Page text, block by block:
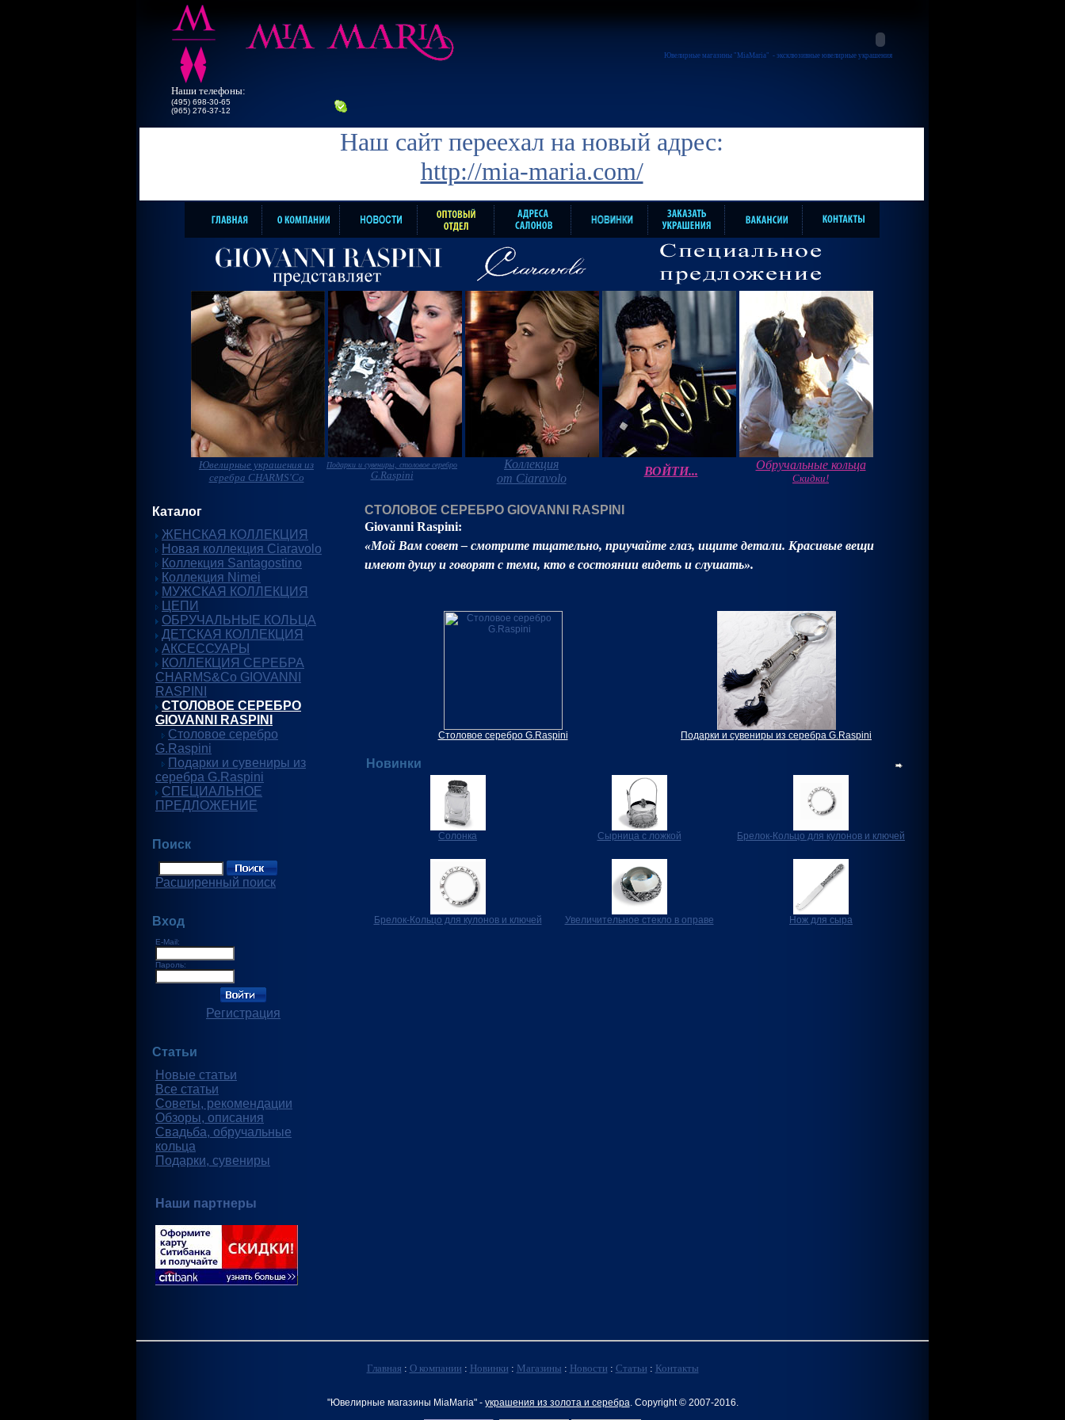
Ювелирные магазины "MiaMaria" - эксклюзивные ювелирные украшения
Наши телефоны:
(495) 698-30-65
(965) 276-37-12
Наш сайт переехал на новый адрес:
http://mia-maria.com/
Ювелирные украшения из
серебра CHARMS'Co
Подарки и сувениры, столовое серебро
G.Raspini
Коллекция
от Ciaravolo
ВОЙТИ... Обручальные кольца
Скидки!
Каталог
ЖЕНСКАЯ КОЛЛЕКЦИЯ
Новая коллекция Ciaravolo
Коллекция Santagostino
Коллекция Nimei
МУЖСКАЯ КОЛЛЕКЦИЯ
ЦЕПИ
ОБРУЧАЛЬНЫЕ КОЛЬЦА
ДЕТСКАЯ КОЛЛЕКЦИЯ
АКСЕССУАРЫ
КОЛЛЕКЦИЯ СЕРЕБРА
CHARMS&Co GIOVANNI
RASPINI
СТОЛОВОЕ СЕРЕБРО
GIOVANNI RASPINI
Столовое серебро
G.Raspini
Подарки и сувениры из
серебра G.Raspini
СПЕЦИАЛЬНОЕ
ПРЕДЛОЖЕНИЕ
Поиск
Расширенный поиск
Вход
E-Mail:
Пароль:
Регистрация
Статьи
Новые статьи
Все статьи
Советы, рекомендации
Обзоры, описания
Свадьба, обручальные
кольца
Подарки, сувениры
Наши партнеры
СТОЛОВОЕ СЕРЕБРО GIOVANNI RASPINI
Giovanni Raspini:
«Мой Вам совет – смотрите тщательно, приучайте глаз, ищите детали. Красивые вещи
имеют душу и говорят с теми, кто в состоянии видеть и слушать».
Столовое серебро G.Raspini Подарки и сувениры из серебра G.Raspini
Новинки
Солонка Сырница с ложкой Брелок-Кольцо для кулонов и ключей
Брелок-Кольцо для кулонов и ключей Увеличительное стекло в оправе Нож для сыра
Главная : О компании : Новинки : Магазины : Новости : Статьи : Контакты
"Ювелирные магазины MiaMaria" - украшения из золота и серебра. Copyright © 2007-2016.